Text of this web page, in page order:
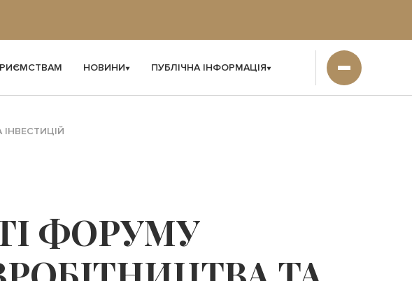
НОВИНИ ПУБЛІЧНА ІНФОРМАЦІЯ
ФОРУМУ